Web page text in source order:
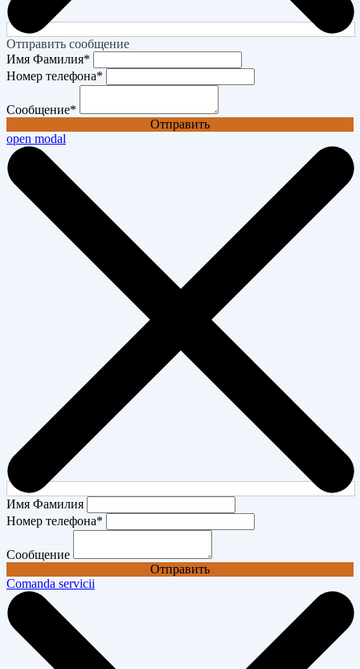
Отправить сообщение
Имя Фамилия*
Номер телефона*
Сообщение*
Отправить
open modal
Имя Фамилия
Номер телефона*
Сообщение
Отправить
Comanda servicii